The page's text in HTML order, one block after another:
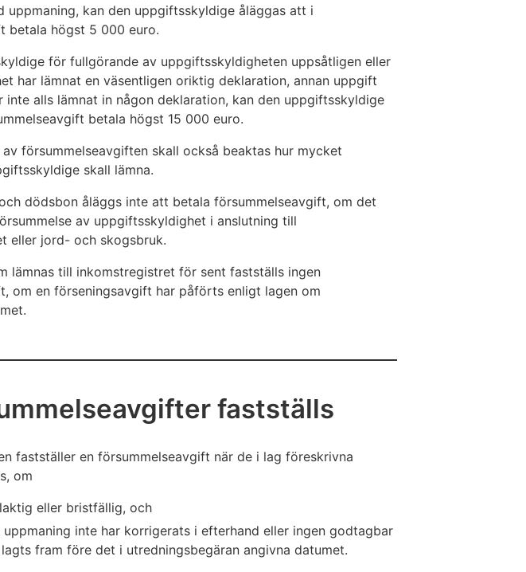
uppmaning, kan den uppgiftsskyldige åläggas att i
betala högst 5 000 euro.
för fullgörande av uppgiftsskyldigheten uppsåtligen eller
har lämnat en väsentligen oriktig deklaration, annan uppgift
inte alls lämnat in någon deklaration, kan den uppgiftsskyldige
betala högst 15 000 euro.
försummelseavgiften skall också beaktas hur mycket
skall lämna.
dödsbon åläggs inte att betala försummelseavgift, om det
av uppgiftsskyldighet i anslutning till
eller jord- och skogsbruk.
lämnas till inkomstregistret för sent fastställs ingen
om en förseningsavgift har påförts enligt lagen om
fastställs
fastställer en försummelseavgift när de i lag föreskrivna
om
eller bristfällig, och
inte har korrigerats i efterhand eller ingen godtagbar
fram före det i utredningsbegäran angivna datumet.